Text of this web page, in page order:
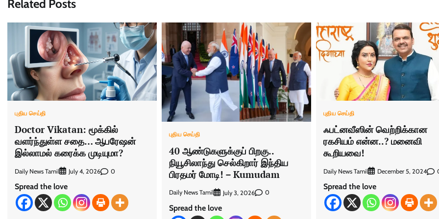
Related Posts
புதிய செய்தி
Doctor Vikatan: மூக்கில்
வளர்ந்துள்ள சதை… ஆபரேஷன்
இல்லாமல் கரைக்க முடியுமா?
Daily News Tamil July 4, 2026 0
Spread the love
புதிய செய்தி
40 ஆண்டுகளுக்குப் பிறகு..
நியூசிலாந்து செல்கிறார் இந்திய
பிரதமர் மோடி! – Kumudam
Daily News Tamil July 3, 2026 0
Spread the love
புதிய செய்தி
ஃபட்னவீஸின் வெற்றிக்கான
ரகசியம் என்ன..? மனைவி
கூறியவை!
Daily News Tamil December 5, 2024
Spread the love